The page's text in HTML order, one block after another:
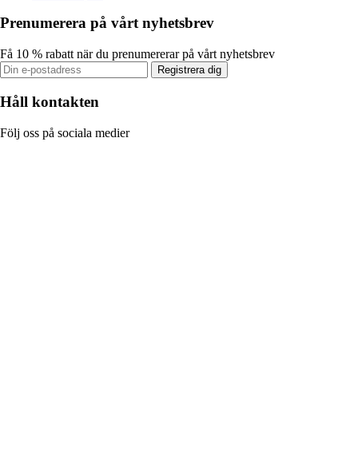
Prenumerera på vårt nyhetsbrev
Få 10 % rabatt när du prenumererar på vårt nyhetsbrev
Registrera dig
Håll kontakten
Följ oss på sociala medier